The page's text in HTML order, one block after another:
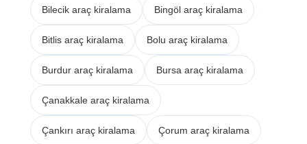
Bilecik araç kiralama Bingöl araç kiralama
Bitlis araç kiralama Bolu araç kiralama
Burdur araç kiralama Bursa araç kiralama
Çanakkale araç kiralama
Çankırı araç kiralama Çorum araç kiralama